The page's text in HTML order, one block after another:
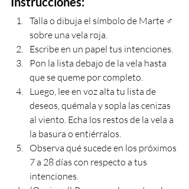
Talla o dibuja el símbolo de Marte ♂
︎sobre una vela roja.
Escribe en un papel tus intenciones.
Pon la lista debajo de la vela hasta
que se queme por completo.
Luego, lee en voz alta tu lista de
deseos, quémala y sopla las cenizas
al viento. Echa los restos de la vela a
la basura o entiérralos.
Observa qué sucede en los próximos
7 a 28 días con respecto a tus
intenciones.